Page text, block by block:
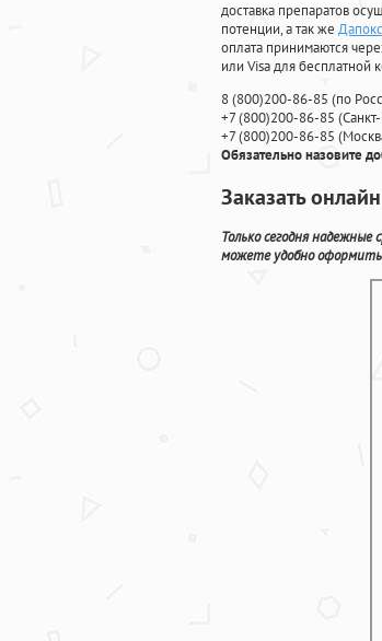
доставка препаратов
потенции, а так же
оплата принимаются
или Visa для бесплатной
8(800)200-86-85 (по
+7(800)200-86-85 (
+7(800)200-86-85 (
Обязательно назовите
Заказать
Только сегодня
можете удобно